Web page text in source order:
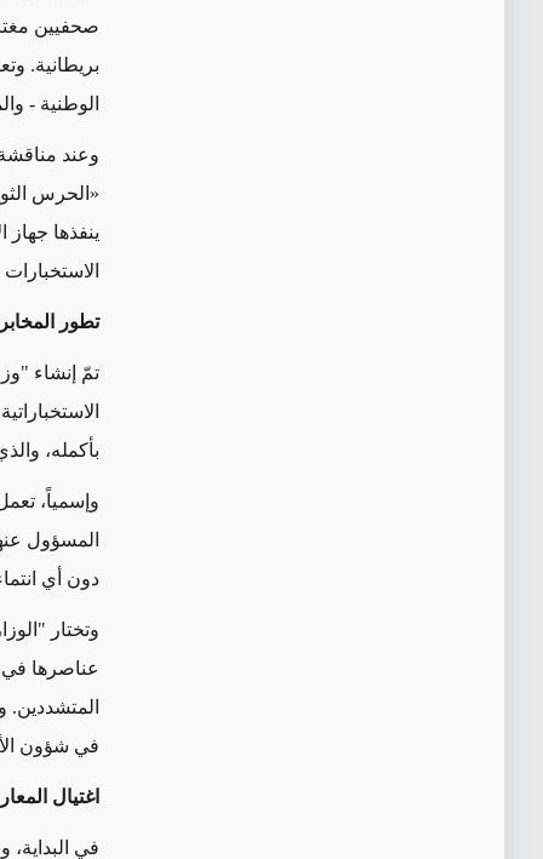
صحفيين
بريطانية.
الوطنية - و
وعند مناقشة
« الحرس
ينفذها
تطور
تمّ إنشاء
بأكمله،
وإسمياً،
المسؤول
دون أي
وتختار
عناصرها
المتشددين. و
في شؤون
اغتيال
في البداية،